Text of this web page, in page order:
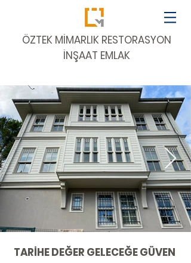
​ÖZTEK MİMARLIK RESTORASYON
İNŞAAT EMLAK
TARİHE DEĞER GELECEĞE GÜVEN